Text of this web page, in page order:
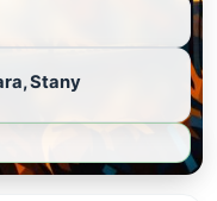
Stany